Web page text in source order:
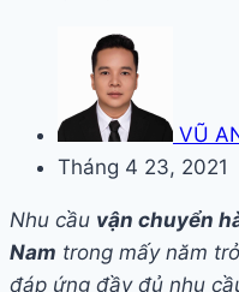
VŨ
Tháng 4 23, 2021
Nhu cầu vận chuyển
Nam trong mấy năm
đáp ứng đầy đủ nhu